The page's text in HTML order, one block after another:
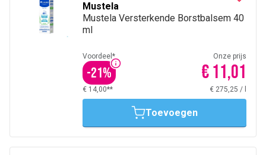
Mustela
Mustela Versterkende Borstbalsem 40
ml
Voordeel*
-21%
Onze prijs
€ 11,01
€ 14,00** € 275,25 /
Toevoegen